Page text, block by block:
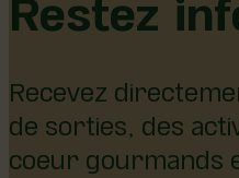
Recevez
de sorties, des
coeur gourmands